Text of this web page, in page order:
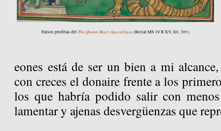
Falsos profetas delThe Queen Mary Apocalypse(Royal MS 19 B XV, fol. 30v)
eones está de ser un bien a mi
con creces el donaire frente a los
los que habría podido salir con
lamentar y ajenas desvergüenzas que